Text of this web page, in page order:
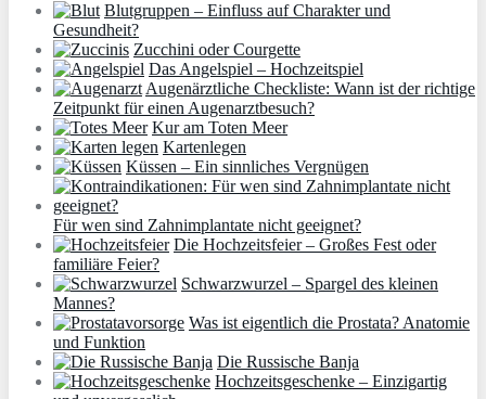
Blutgruppen – Einfluss auf Charakter und
Gesundheit?
Zucchini oder Courgette
Das Angelspiel – Hochzeitspiel
Augenärztliche Checkliste: Wann ist der richtige
Zeitpunkt für einen Augenarztbesuch?
Kur am Toten Meer
Kartenlegen
Küssen – Ein sinnliches Vergnügen
Für wen sind Zahnimplantate nicht geeignet?
Die Hochzeitsfeier – Großes Fest oder
familiäre Feier?
Schwarzwurzel – Spargel des kleinen
Mannes?
Was ist eigentlich die Prostata? Anatomie
und Funktion
Die Russische Banja
Hochzeitsgeschenke – Einzigartig